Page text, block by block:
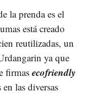
la prenda es el
está creado
reutilizadas, un
ya que
firmas ecofriendly
las diversas